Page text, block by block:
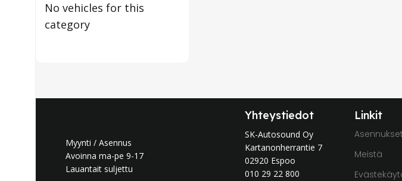
No vehicles for this
category
Myynti / Asennus
Avoinna ma-pe 9-17
Lauantait suljettu
Yhteystiedot
SK-Autosound Oy
Kartanonherrantie 7
02920 Espoo
010 29 22 800
Linkit
Asennukset
Meistä